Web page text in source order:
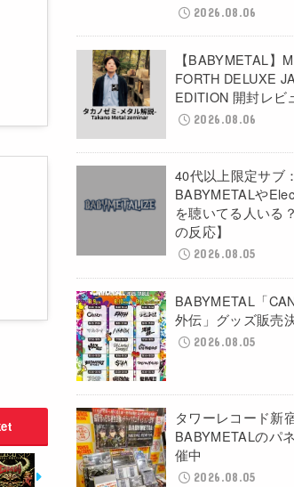
2026.08.06
【BABYMETAL】
FORTH DELUXE
EDITION 開封レビ
2026.08.06
40代以上限定サブ：
BABYMETALや
を聴いてる人い
の反応】
2026.08.05
BABYMETAL「
外伝」グッズ販売
2026.08.05
タワーレコード新
BABYMETALのパ
催中
2026.08.05